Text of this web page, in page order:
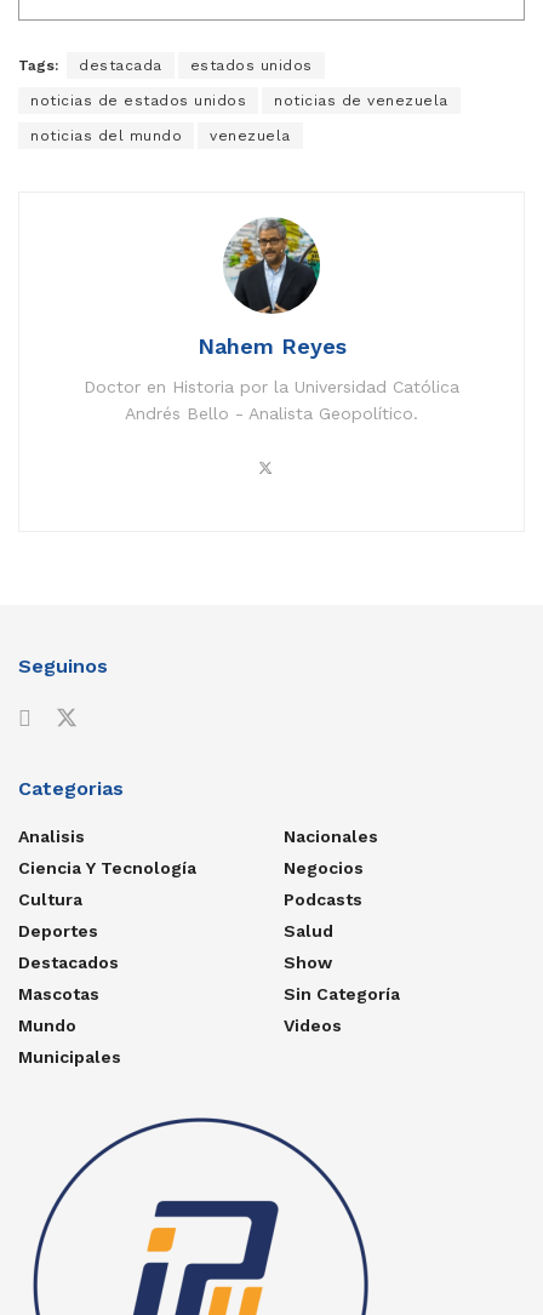
Tags: destacada estados unidos
noticias de estados unidos noticias de venezuela
noticias del mundo venezuela
Nahem Reyes
Doctor en Historia por la Universidad Católica
Andrés Bello - Analista Geopolítico.
Seguinos
Categorias
Analisis
Ciencia Y Tecnología
Cultura
Deportes
Destacados
Mascotas
Mundo
Municipales
Nacionales
Negocios
Podcasts
Salud
Show
Sin Categoría
Videos